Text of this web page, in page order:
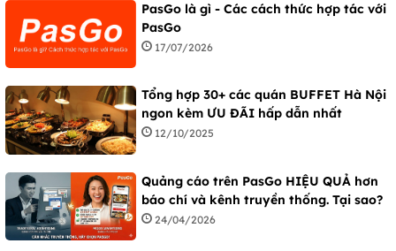
PasGo là gì - Các cách thức hợp tác với
PasGo
17/07/2026
Tổng hợp 30+ các quán BUFFET Hà Nội
ngon kèm ƯU ĐÃI hấp dẫn nhất
12/10/2025
Quảng cáo trên PasGo HIỆU QUẢ hơn
báo chí và kênh truyền thống. Tại sao?
24/04/2026